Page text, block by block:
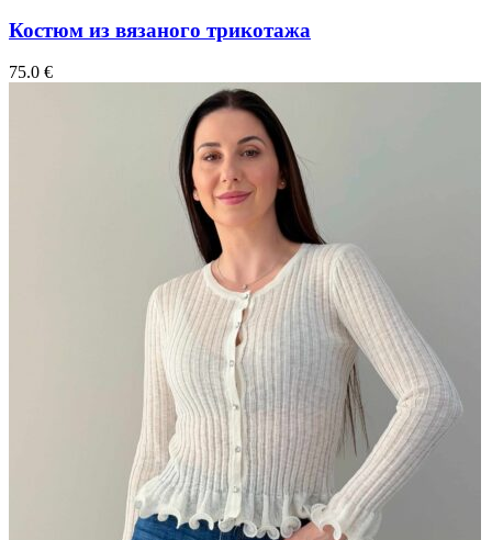
Костюм из вязаного трикотажа
75.0 €